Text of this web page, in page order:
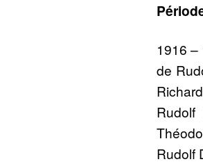
1916 –
de
Rudolf